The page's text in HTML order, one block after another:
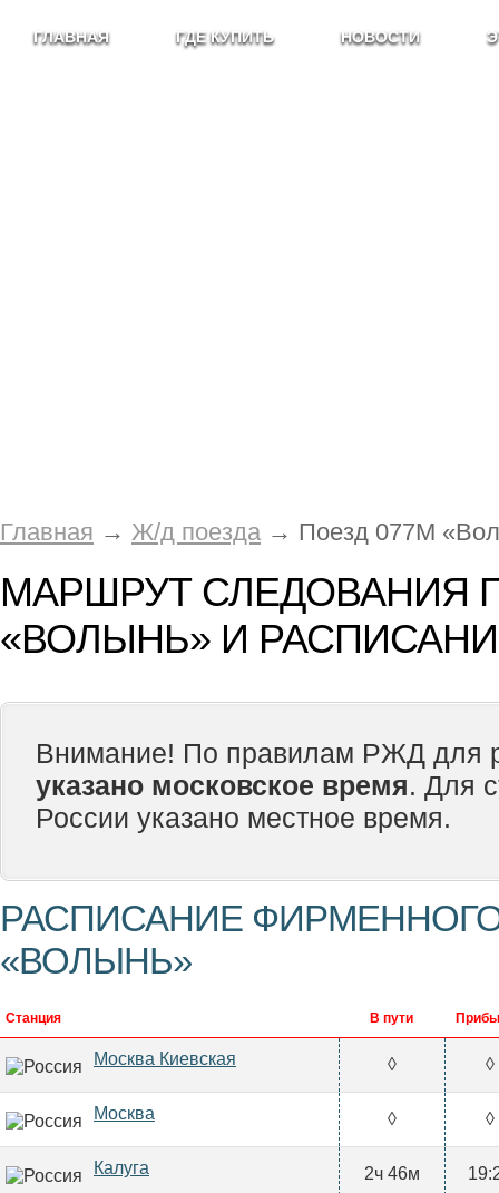
ГЛАВНАЯ ГДЕ КУПИТЬ НОВОСТИ
Главная → Ж/д поезда → Поезд 077М
МАРШРУТ СЛЕДОВАНИЯ
«ВОЛЫНЬ» И
Внимание! По правилам РЖД для
указано московское время. Для
России указано местное время.
РАСПИСАНИЕ
«ВОЛЫНЬ»
Станция В пути
Москва Киевская ◊ ◊
Москва ◊ ◊
Калуга 2ч 46м